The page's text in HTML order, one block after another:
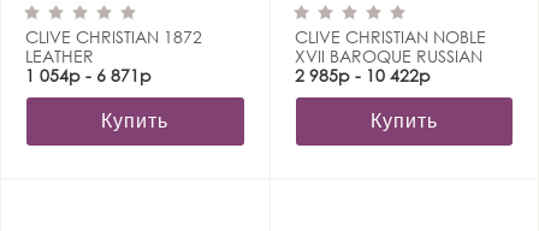
CLIVE CHRISTIAN 1872
LEATHER
1 054р - 6 871р
Купить
CLIVE CHRISTIAN NOBLE
XVII BAROQUE RUSSIAN
CORIANDER
2 985р - 10 422р
Купить